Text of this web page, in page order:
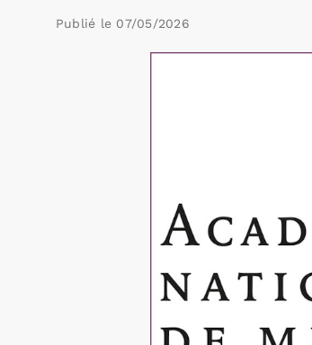
Publié le 07/05/2026